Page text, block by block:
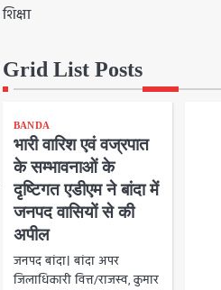
शिक्षा
Grid List Posts
BANDA
भारी वारिश एवं वज्रपात
के सम्भावनाओं के
दृष्टिगत एडीएम ने बांदा में
जनपद वासियों से की
अपील
जनपद बांदा। बांदा अपर
जिलाधिकारी वित्त/राजस्व, कुमार